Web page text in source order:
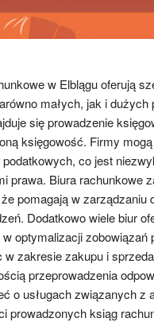
w Elblągu oferują
małych, jak i
się prowadzenie
księgowość. Firmy
co jest
prawa. Biura rachunkowe
pomagają w zarządzaniu
Dodatkowo wiele biur
optymalizacji
w zakresie zakupu i
przeprowadzenia
o usługach związanych z
prowadzonych ksiąg